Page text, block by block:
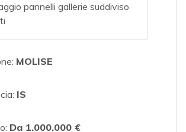
pannelli gallerie suddiviso
MOLISE
IS
Da 1.000.000 €